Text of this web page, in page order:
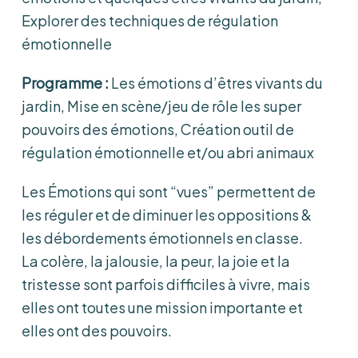
Explorer des techniques de régulation
émotionnelle
Programme : Les émotions d’êtres vivants du
jardin, Mise en scène/jeu de rôle les super
pouvoirs des émotions, Création outil de
régulation émotionnelle et/ou abri animaux
Les Émotions qui sont “vues” permettent de
les réguler et de diminuer les oppositions &
lesdébordements émotionnels en classe.
Lacolère, la jalousie, la peur, la joie et la
tristesse sont parfois difficiles à vivre, mais
elles ont toutes une mission importante et
elles ont des pouvoirs.